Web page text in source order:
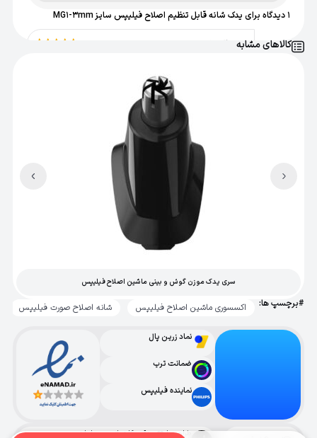
1 دیدگاه برای یدک شانه قابل تنظیم اصلاح فیلیپس سایز MG1-3mm
09190843276کالاهای مشابه
سری یدک موزن گوش و بینی ماشین اصلاح فیلیپس
#برچسپ ها: اکسسوری ماشین اصلاح فیلیپس شانه اصلاح صورت فیلیپس
نماد زرین پال
ضمانت ترب
نماینده فیلیپس
طراحی با ❤️ و دقت، کاری از حسین ابراهیمی